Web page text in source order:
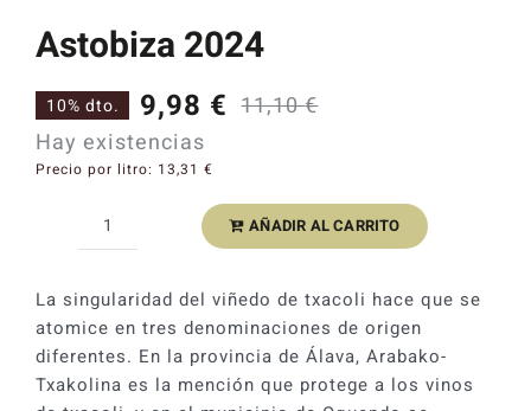
Astobiza 2024
11,10€
original
era:
11,10 €.
9,98 €
actual
es:
9,98 €.
10% dto.
Hay existencias
Precio por litro: 13,31 €
Astobiza
cantidad
AÑADIR AL CARRITO
La singularidad del viñedo de txacoli hace que se
atomice en tres denominaciones de origen
diferentes. En la provincia de Álava, Arabako-
Txakolina es la mención que protege a los vinos